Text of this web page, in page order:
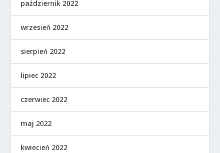
październik 2022
wrzesień 2022
sierpień 2022
lipiec 2022
czerwiec 2022
maj 2022
kwiecień 2022